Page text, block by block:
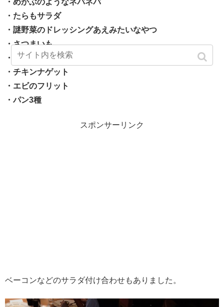
・めかぶのようなネバネバ
・たらもサラダ
・謎野菜のドレッシングあえみたいなやつ
・さつまいも
・モッツァレラチーズ小角切り
・チキンナゲット
・エビのフリット
・パン3種
スポンサーリンク
ベーコンなどのサラダ付け合わせもありました。